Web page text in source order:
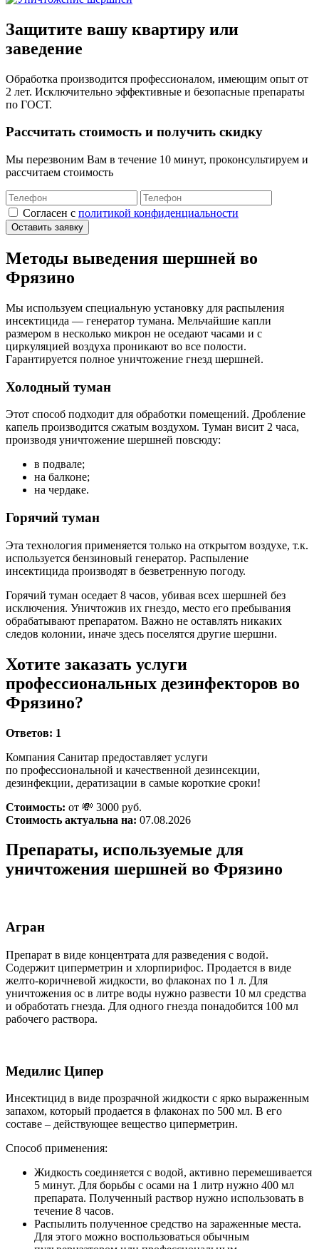
Защитите вашу квартиру или
заведение
Обработка производится профессионалом, имеющим опыт от
2 лет. Исключительно эффективные и безопасные препараты
по ГОСТ.
Рассчитать стоимость и получить скидку
Мы перезвоним Вам в течение 10 минут, проконсультируем и
рассчитаем стоимость
Cогласен с политикой конфиденциальности
Оставить заявку
Методы выведения шершней во
Фрязино
Мы используем специальную установку для распыления
инсектицида — генератор тумана. Мельчайшие капли
размером в несколько микрон не оседают часами и с
циркуляцией воздуха проникают во все полости.
Гарантируется полное уничтожение гнезд шершней.
Холодный туман
Этот способ подходит для обработки помещений. Дробление
капель производится сжатым воздухом. Туман висит 2 часа,
производя уничтожение шершней повсюду:
в подвале;
на балконе;
на чердаке.
Горячий туман
Эта технология применяется только на открытом воздухе, т.к.
используется бензиновый генератор. Распыление
инсектицида производят в безветренную погоду.
Горячий туман оседает 8 часов, убивая всех шершней без
исключения. Уничтожив их гнездо, место его пребывания
обрабатывают препаратом. Важно не оставлять никаких
следов колонии, иначе здесь поселятся другие шершни.
Хотите заказать услуги
профессиональных дезинфекторов во
Фрязино?
Ответов: 1
Компания Санитар предоставляет услуги
по профессиональной и качественной дезинсекции,
дезинфекции, дератизации в самые короткие сроки!
Стоимость: от 💸 3000 руб.
Стоимость актуальна на: 07.08.2026
Препараты, используемые для
уничтожения шершней во Фрязино
Агран
Препарат в виде концентрата для разведения с водой.
Содержит циперметрин и хлорпирифос. Продается в виде
желто-коричневой жидкости, во флаконах по 1 л. Для
уничтожения ос в литре воды нужно развести 10 мл средства
и обработать гнезда. Для одного гнезда понадобится 100 мл
рабочего раствора.
Медилис Ципер
Инсектицид в виде прозрачной жидкости с ярко выраженным
запахом, который продается в флаконах по 500 мл. В его
составе – действующее вещество циперметрин.
Способ применения:
Жидкость соединяется с водой, активно перемешивается
5 минут. Для борьбы с осами на 1 литр нужно 400 мл
препарата. Полученный раствор нужно использовать в
течение 8 часов.
Распылить полученное средство на зараженные места.
Для этого можно воспользоваться обычным